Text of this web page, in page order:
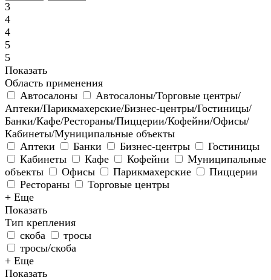
3
4
4
5
5
Показать
Область применения
Автосалоны
Автосалоны/Торговые центры/
Аптеки/Парикмахерские/Бизнес-центры/Гостиницы/
Банки/Кафе/Рестораны/Пиццерии/Кофейни/Офисы/
Кабинеты/Муниципальные объекты
Аптеки
Банки Бизнес-центры
Гостиницы
Кабинеты
Кафе Кофейни
Муниципальные
объекты
Офисы Парикмахерские
Пиццерии
Рестораны
Торговые центры
+ Еще
Показать
Тип крепления
скоба
тросы
тросы/скоба
+ Еще
Показать